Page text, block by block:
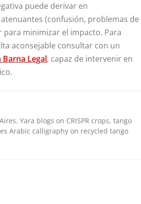
puede derivar en
(confusión, problemas de
minimizar el impacto. Para
aconsejable consultar con un
Legal, capaz de intervenir en
Yara blogs on CRISPR crops, tango
Arabic calligraphy on recycled tango